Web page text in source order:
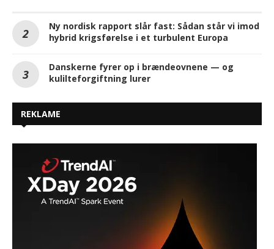
Ny nordisk rapport slår fast: Sådan står vi imod
hybrid krigsførelse i et turbulent Europa
Danskerne fyrer op i brændeovnene — og
kulilteforgiftning lurer
REKLAME